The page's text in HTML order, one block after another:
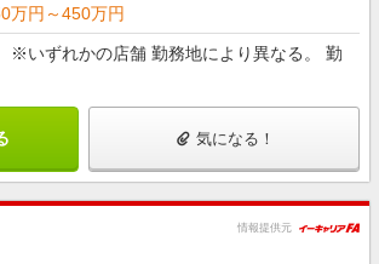
万円～450万円
いずれかの店舗 勤務地により異なる。 勤
気になる！
情報提供元